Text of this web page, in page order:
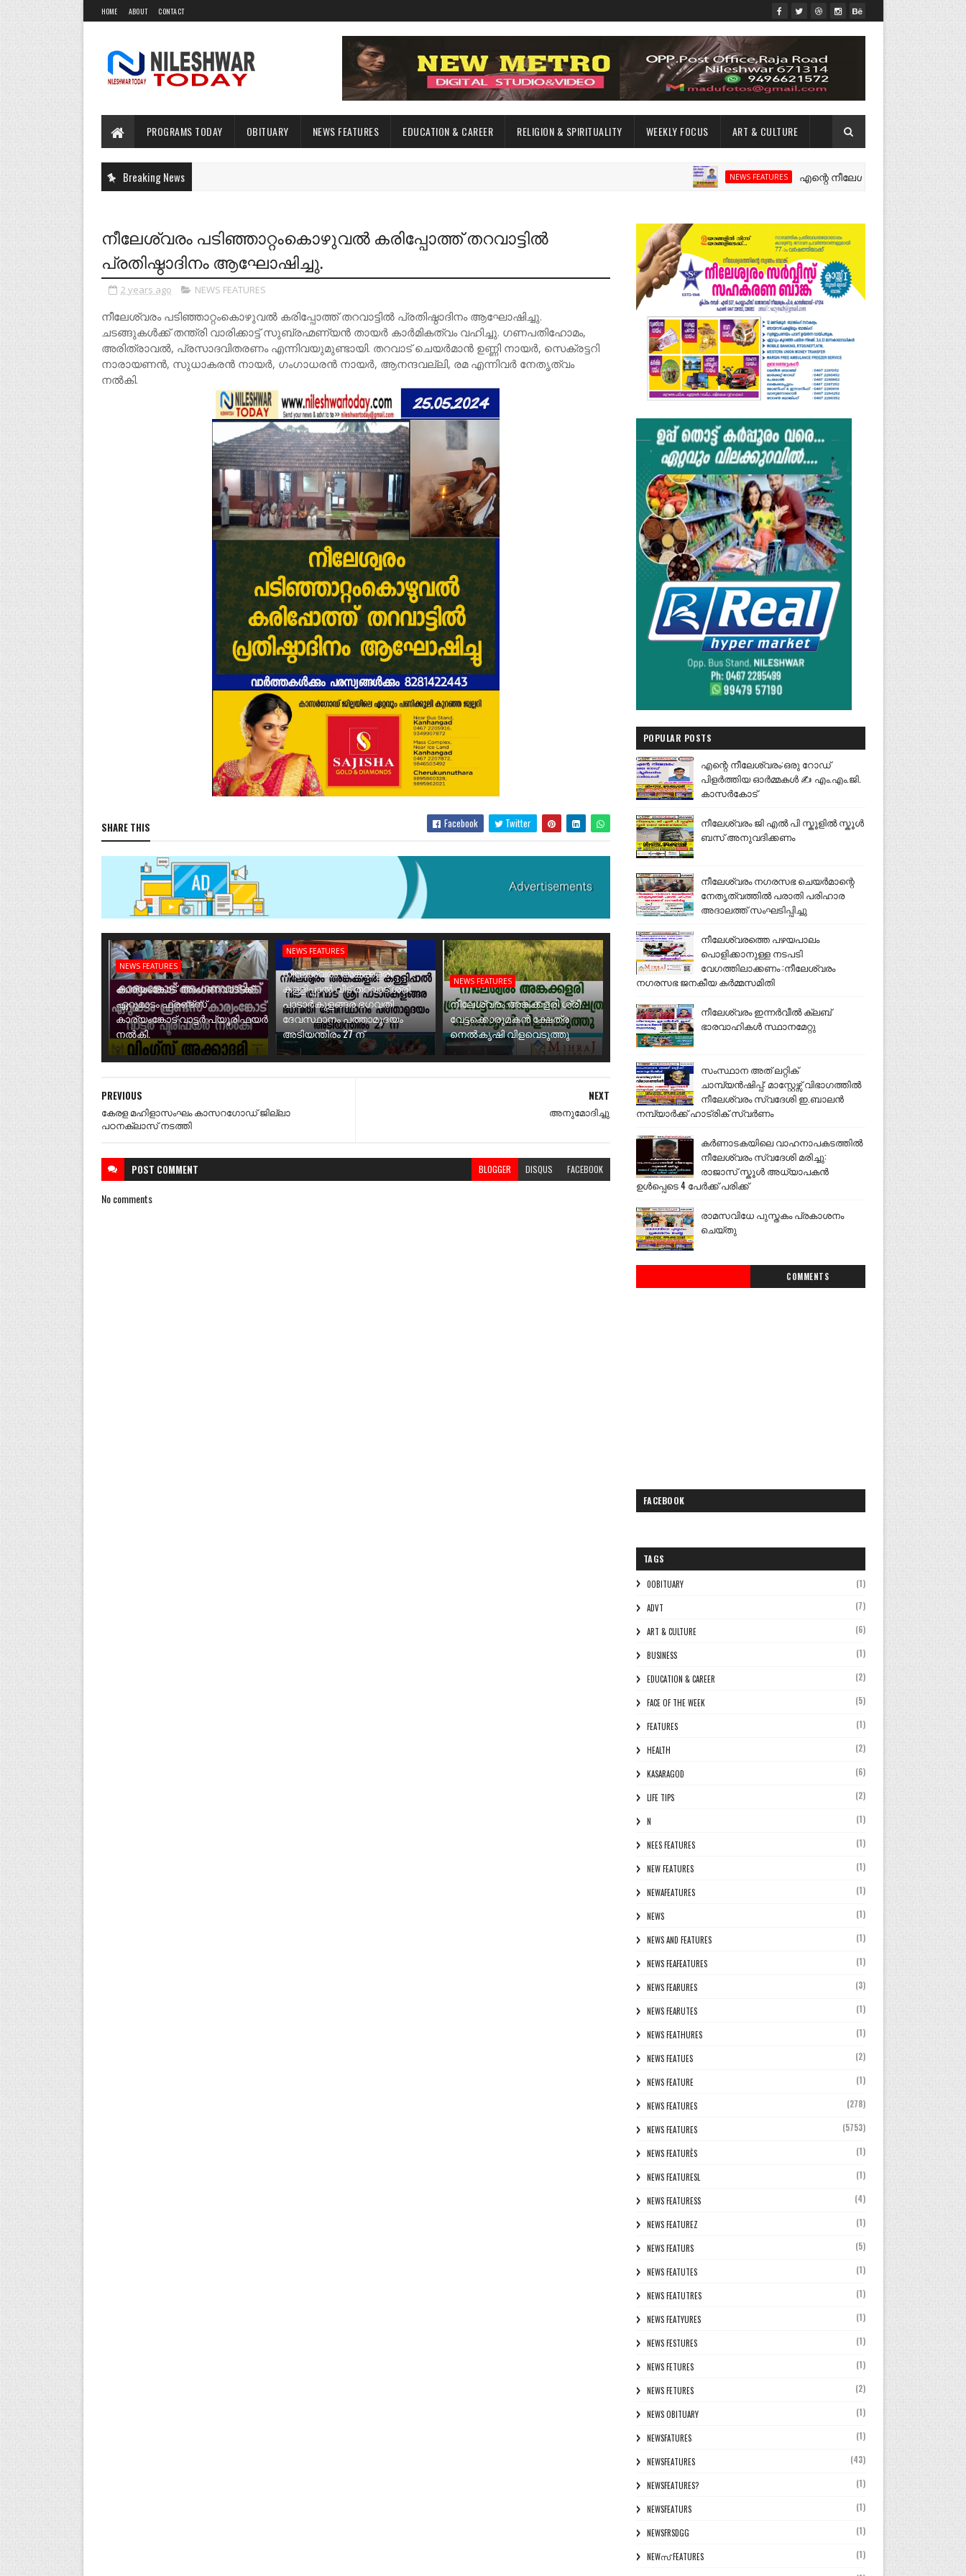
HOME ABOUT CONTACT
PROGRAMS TODAY OBITUARY NEWS FEATURES EDUCATION & CAREER RELIGION & SPIRITUALITY WEEKLY FOCUS ART & CULTURE
Breaking News NEWS FEATURES എന്റെ നീലേശ്വരം:ഒരു റോഡ് പിളർത്തിയ
നീലേശ്വരം പടിഞ്ഞാറ്റംകൊഴുവൽ കരിപ്പോത്ത് തറവാട്ടിൽ
പ്രതിഷ്ഠാദിനം ആഘോഷിച്ചു.
2 years ago NEWS FEATURES
നീലേശ്വരം പടിഞ്ഞാറ്റംകൊഴുവൽ കരിപ്പോത്ത് തറവാട്ടിൽ പ്രതിഷ്ഠാദിനം ആഘോഷിച്ചു.
ചടങ്ങുകൾക്ക് തന്ത്രി വാരിക്കാട്ട് സുബ്രഹ്മണ്യൻ തായർ കാർമികത്വം വഹിച്ചു. ഗണപതിഹോമം,
അരിത്രാവൽ, പ്രസാദവിതരണം എന്നിവയുമുണ്ടായി. തറവാട് ചെയർമാൻ ഉണ്ണി നായർ, സെക്രട്ടറി
നാരായണൻ, സുധാകരൻ നായർ, ഗംഗാധരൻ നായർ, ആനന്ദവല്ലി, രമ എന്നിവർ നേതൃത്വം
നൽകി.
SHARE THIS Facebook Twitter
NEWS FEATURES
കാര്യംങ്കോട് അംഗണവാടിക്ക്
ഏറുമാടം ഫ്രണ്ട്സ്
കാര്യംങ്കോട് വാട്ടർ പ്യൂരിഫയർ
നൽകി.
NEWS FEATURES
നീലേശ്വരം അങ്കക്കളരി
കള്ളിപ്പാൽ വീട് തറവാട് ശ്രീ
പാടാർകുളങ്ങര ഭഗവതി
ദേവസ്ഥാനം പത്താമുദയം
അടിയന്തിരം 27 ന്
NEWS FEATURES
നീലേശ്വരം അങ്കക്കളരി ശ്രീ
വേട്ടക്കൊരുമകൻ ക്ഷേത്ര
നെൽകൃഷി വിളവെടുത്തു
NEXT
അനുമോദിച്ചു
PREVIOUS
കേരള മഹിളാസംഘം കാസറഗോഡ് ജില്ലാ
പഠനക്ലാസ് നടത്തി
POST COMMENT BLOGGER DISQUS FACEBOOK
No comments
POPULAR POSTS
എന്റെ നീലേശ്വരം:ഒരു റോഡ്
പിളർത്തിയ ഓർമ്മകൾ ✍️ എം.എം.ജി.
കാസർകോട്
നീലേശ്വരം ജി എൽ പി സ്കൂളിൽ സ്കൂൾ
ബസ് അനുവദിക്കണം
നീലേശ്വരം നഗരസഭ ചെയർമാന്റെ
നേതൃത്വത്തിൽ പരാതി പരിഹാര
അദാലത്ത് സംഘടിപ്പിച്ചു
നീലേശ്വരത്തെ പഴയപാലം
പൊളിക്കാനുള്ള നടപടി
വേഗത്തിലാക്കണം :നീലേശ്വരം
നഗരസഭ ജനകീയ കർമ്മസമിതി
നീലേശ്വരം ഇന്നർവീൽ ക്ലബ്
ഭാരവാഹികൾ സ്ഥാനമേറ്റു
സംസ്ഥാന അത് ലറ്റിക്
ചാമ്പ്യൻഷിപ്പ്: മാസ്റ്റേഴ്സ് വിഭാഗത്തിൽ
നീലേശ്വരം സ്വദേശി ഇ.ബാലൻ
നമ്പ്യാർക്ക് ഹാട്രിക് സ്വർണം
കർണാടകയിലെ വാഹനാപകടത്തിൽ
നീലേശ്വരം സ്വദേശി മരിച്ചു:
രാജാസ് സ്കൂൾ അധ്യാപകൻ
ഉൾപ്പെടെ 4 പേർക്ക് പരിക്ക്
രാമസവിധേ പുസ്തകം പ്രകാശനം
ചെയ്തു
COMMENTS
FACEBOOK
TAGS
0OBITUARY (1)
ADVT (7)
ART & CULTURE (6)
BUSINESS (1)
EDUCATION & CAREER (2)
FACE OF THE WEEK (5)
FEATURES (1)
HEALTH (2)
KASARAGOD (6)
LIFE TIPS (2)
N (1)
NEES FEATURES (1)
NEW FEATURES (1)
NEWAFEATURES (1)
NEWS (1)
NEWS AND FEATURES (1)
NEWS FEAFEATURES (1)
NEWS FEARURES (3)
NEWS FEARUTES (1)
NEWS FEATHURES (1)
NEWS FEATUES (2)
NEWS FEATURE (1)
NEWS FEATURES (278)
NEWS FEATURES (5753)
NEWS FEATURÈS (1)
NEWS FEATURESL (1)
NEWS FEATURESS (4)
NEWS FEATUREZ (1)
NEWS FEATURS (5)
NEWS FEATUTES (1)
NEWS FEATUTRES (1)
NEWS FEATYURES (1)
NEWS FESTURES (1)
NEWS FETURES (1)
NEWS FETURES (2)
NEWS OBITUARY (1)
NEWSFATURES (1)
NEWSFEATURES (43)
NEWSFEATURES? (1)
NEWSFEATURS (1)
NEWSFRSDGG (1)
NEWസ് FEATURES (1)